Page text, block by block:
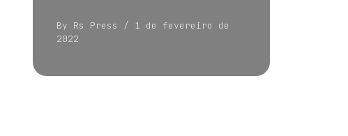
By Rs Press
/ 1 de fevereiro de
2022